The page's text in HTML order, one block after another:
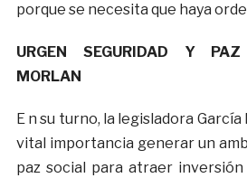
porque se necesita que haya
URGEN SEGURIDAD Y
MORLAN
E n su turno, la legisladora
vital importancia generar un
paz social para atraer